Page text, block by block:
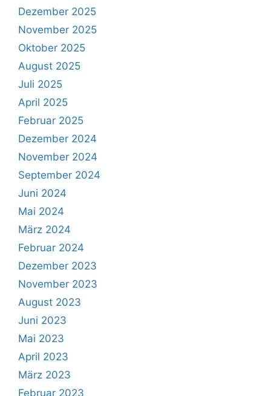
Dezember 2025
November 2025
Oktober 2025
August 2025
Juli 2025
April 2025
Februar 2025
Dezember 2024
November 2024
September 2024
Juni 2024
Mai 2024
März 2024
Februar 2024
Dezember 2023
November 2023
August 2023
Juni 2023
Mai 2023
April 2023
März 2023
Februar 2023